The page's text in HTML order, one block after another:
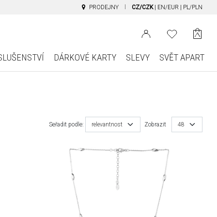
PRODEJNY CZ/CZK EN/EUR PL/PLN
DÁRKOVÉ KARTY SLEVY SVĚT APART
Seřadit podle: relevantnost Zobrazit 48